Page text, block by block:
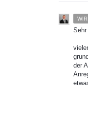
Sehr
der